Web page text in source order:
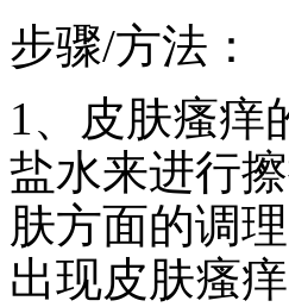
步骤/方法：
1、皮肤瘙痒
盐水来进行
肤方面的调
出现皮肤瘙痒